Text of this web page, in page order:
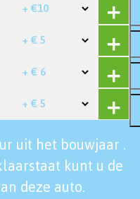
+ €10
+ € 5
+ € 6
+ € 5
uit het bouwjaar .
kunt u de
deze auto.